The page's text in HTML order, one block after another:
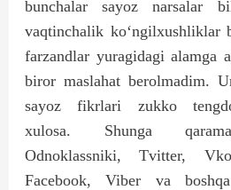
bunchalar sayoz narsalar
vaqtinchalik ko‘ngilxushliklar
farzandlar yuragidagi alamga
biror maslahat berolmadim.
sayoz fikrlari zukko
xulosa. Shunga
Odnoklassniki, Tvitter,
Facebook, Viber va